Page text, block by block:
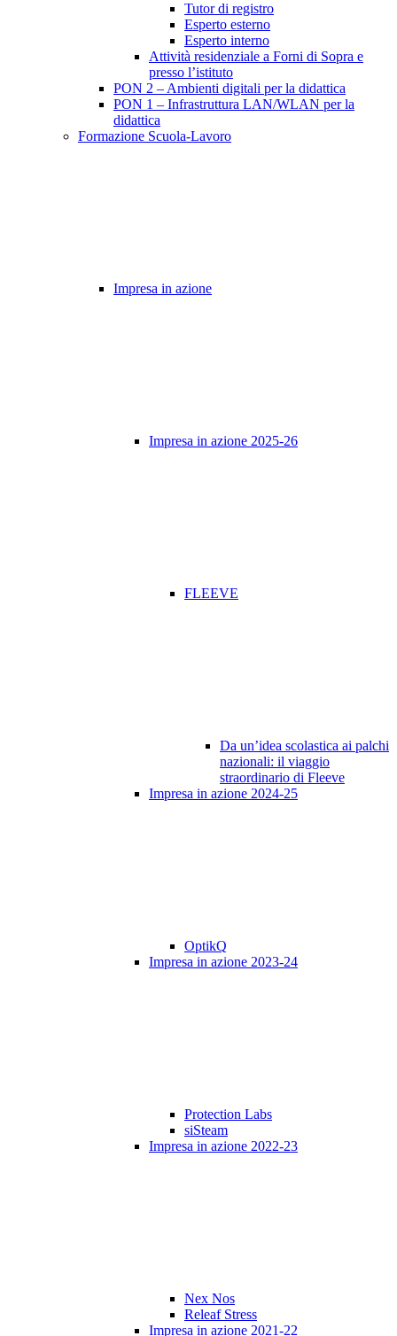
Tutor di registro
Esperto esterno
Esperto interno
Attività residenziale a Forni di Sopra e
presso l’istituto
PON 2 – Ambienti digitali per la didattica
PON 1 – Infrastruttura LAN/WLAN per la
didattica
Formazione Scuola-Lavoro
Impresa in azione
Impresa in azione 2025-26
FLEEVE
Da un’idea scolastica ai palchi
nazionali: il viaggio
straordinario di Fleeve
Impresa in azione 2024-25
OptikQ
Impresa in azione 2023-24
Protection Labs
siSteam
Impresa in azione 2022-23
Nex Nos
Releaf Stress
Impresa in azione 2021-22